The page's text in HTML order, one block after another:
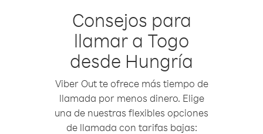
Consejos para
llamar a Togo
desde Hungría
Viber Out te ofrece más tiempo de
llamada por menos dinero. Elige
una de nuestras flexibles opciones
de llamada con tarifas bajas: